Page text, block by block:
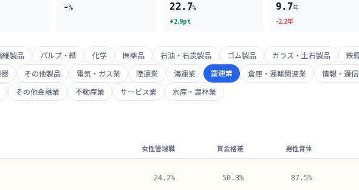
-% 22.7%
+2.9pt
9.7年
-2.2年
維製品 パルプ・紙 化学 医薬品 石油・石炭製品 ゴム製品 ガラス・土石製品 鉄
その他製品 電気・ガス業 陸運業 海運業 空運業 倉庫・運輸関連業 情報・通
その他金融業 不動産業 サービス業 水産・農林業
女性管理職 賃金格差 男性育休
24.2% 50.3% 87.5%